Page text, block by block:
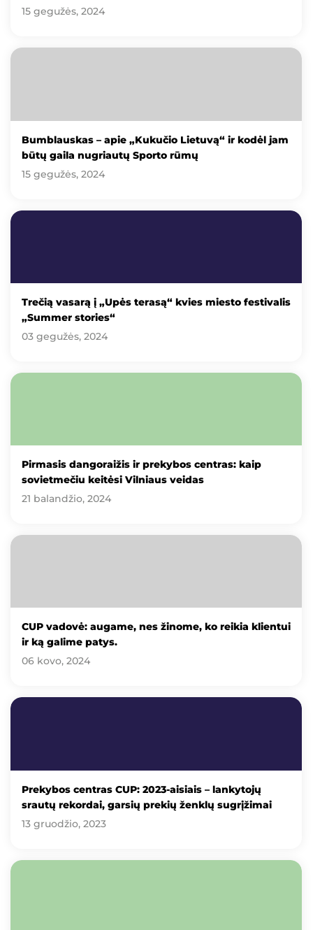
15 gegužės, 2024
Bumblauskas – apie „Kukučio Lietuvą“ ir kodėl jam
būtų gaila nugriautų Sporto rūmų
15 gegužės, 2024
Trečią vasarą į „Upės terasą“ kvies miesto festivalis
„Summer stories“
03 gegužės, 2024
Pirmasis dangoraižis ir prekybos centras: kaip
sovietmečiu keitėsi Vilniaus veidas
21 balandžio, 2024
CUP vadovė: augame, nes žinome, ko reikia klientui
ir ką galime patys.
06 kovo, 2024
Prekybos centras CUP: 2023-aisiais – lankytojų
srautų rekordai, garsių prekių ženklų sugrįžimai
13 gruodžio, 2023